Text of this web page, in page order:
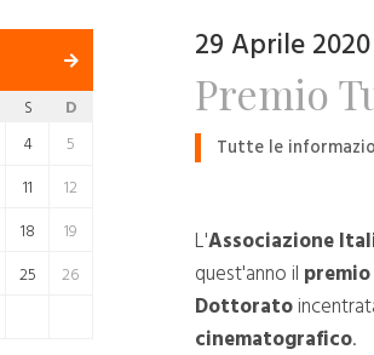
S
D
4
5
11
12
18
19
25
26
29 Aprile 2020
Premio
Tutte le
L'Associazione
quest'anno il
Dottorato
cinematografico.